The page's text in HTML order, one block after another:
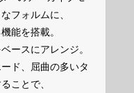
フォルムに、
能を搭載。
ースにアレンジ。
ド、屈曲の多いタ
ことで、